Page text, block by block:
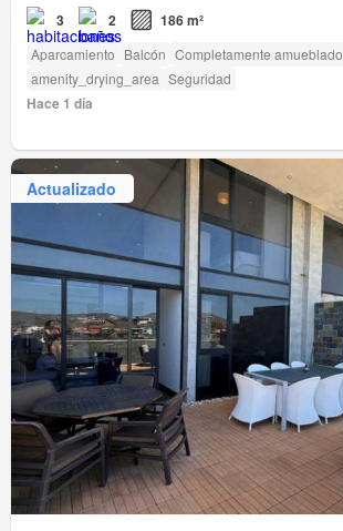
3 2 186 m²
Aparcamiento Balcón Completamente amueblado
amenity_drying_area Seguridad
Hace 1 día
Actualizado